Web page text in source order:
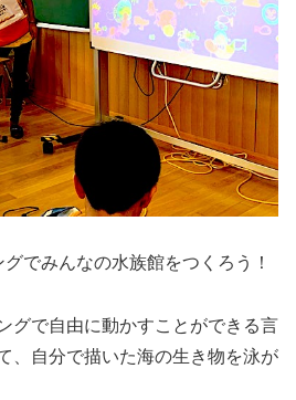
でみんなの水族館をつくろう！
グで自由に動かすことができる言
、自分で描いた海の生き物を泳が